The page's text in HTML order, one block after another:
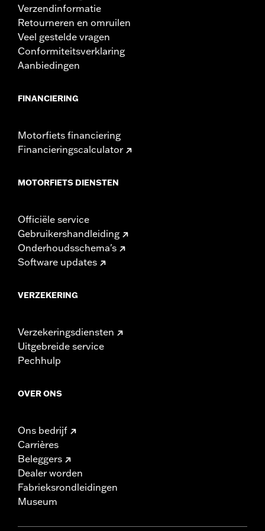
Verzendinformatie
Retourneren en omruilen
Veel gestelde vragen
Conformiteitsverklaring
Aanbiedingen
FINANCIERING
Motorfiets financiering
Financieringscalculator
MOTORFIETS DIENSTEN
Officiële service
Gebruikershandleiding
Onderhoudsschema's
Software updates
VERZEKERING
Verzekeringsdiensten
Uitgebreide service
Pechhulp
OVER ONS
Ons bedrijf
Carrières
Beleggers
Dealer worden
Fabrieksrondleidingen
Museum